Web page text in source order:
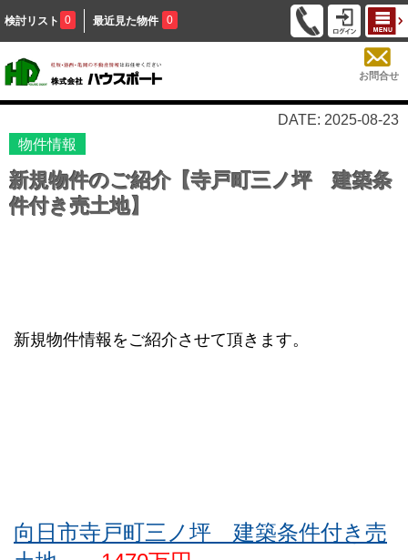
検討リスト 0 最近見た物件 0
お問合せ
DATE: 2025-08-23
物件情報
新規物件のご紹介【寺戸町三ノ坪 建築条
件付き売土地】
新規物件情報をご紹介させて頂きます。
向日市寺戸町三ノ坪 建築条件付き売